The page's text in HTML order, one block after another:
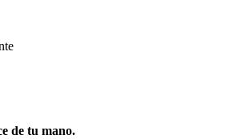
de tu mano.